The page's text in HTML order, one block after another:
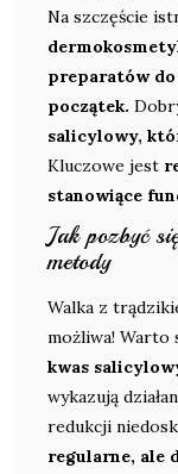
Na szczęście
preparatów
początek.
salicylowy,
Kluczowe jest
stanowiące
Jak pozbyć
metody
Walka z
możliwa! Warto
kwas
wykazują
redukcji
regularne, ale